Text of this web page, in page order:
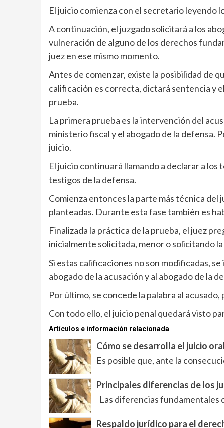
El juicio comienza con el secretario leyendo
A continuación, el juzgado solicitará a los
vulneración de alguno de los derechos
juez en ese mismo momento.
Antes de comenzar, existe la posibilidad de
calificación es correcta, dictará sentencia y
prueba.
La primera prueba es la intervención del
ministerio fiscal y el abogado de la defensa.
juicio.
El juicio continuará llamando a declarar a
testigos de la defensa.
Comienza entonces la parte más técnica
planteadas. Durante esta fase también es
Finalizada la práctica de la prueba, el juez
inicialmente solicitada, menor o solicitando
Si estas calificaciones no son modificadas,
abogado de la acusación y al abogado de la
Por último, se concede la palabra al
Con todo ello, el juicio penal quedará visto
Artículos e información relacionada
Cómo se desarrolla el juicio
Es posible que, ante la
Principales diferencias de los
Las diferencias fundamentales
Respaldo jurídico para el